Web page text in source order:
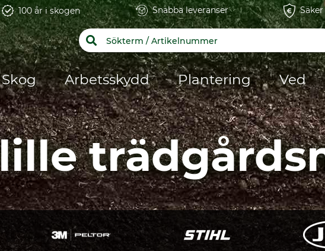
100 år i skogen Snabba leveranser
Skog Arbetsskydd Plantering Ved